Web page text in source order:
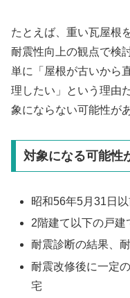
たとえば、重い瓦屋根
耐震性向上の観点で検
単に「屋根が古いから
理したい」という理由
象にならない可能性が
対象になる可能性
昭和56年5月31日
2階建て以下の戸建
耐震診断の結果、
耐震改修後に一定
宅